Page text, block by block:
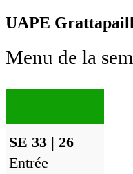
UAPE
Menu de la
SE 33 | 26
Entrée